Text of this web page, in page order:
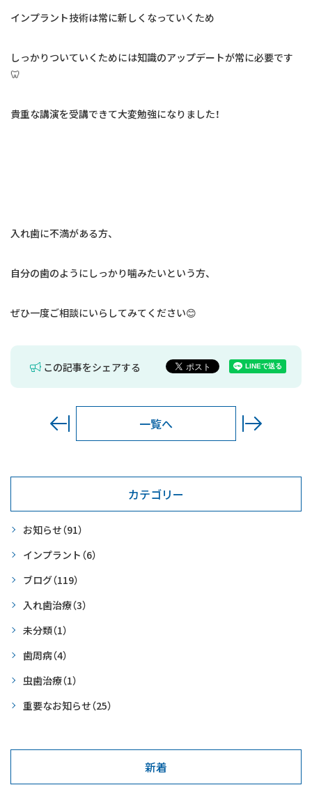
インプラント技術は常に新しくなっていくため
しっかりついていくためには知識のアップデートが常に必要です
🦷
貴重な講演を受講できて大変勉強になりました！
入れ歯に不満がある方、
自分の歯のようにしっかり噛みたいという方、
ぜひ一度ご相談にいらしてみてください😊
この記事をシェアする
一覧へ
カテゴリー
お知らせ（91）
インプラント （6）
ブログ（119）
入れ歯治療（3）
未分類（1）
歯周病（4）
虫歯治療（1）
重要なお知らせ（25）
新着